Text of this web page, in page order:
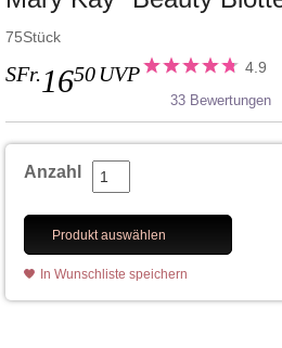
75Stück
SFr. 1650 UVP 4.9
33 Bewertungen
Anzahl
Produkt auswählen
In Wunschliste speichern